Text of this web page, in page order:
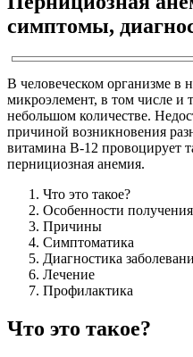
симптомы,
В человеческом организме
микроэлемент, в том числе и
небольшом количестве.
причиной возникновения
витамина В-12 провоцирует
пернициозная анемия.
Что это такое?
Особенности
Причины
Симптоматика
Диагностика
Лечение
Профилактика
Что это такое?